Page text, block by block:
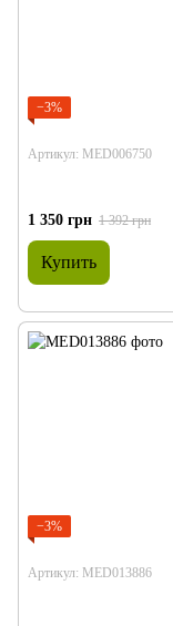
−3%
Артикул: MED006750
1 350 грн 1 392 грн
Купить
−3%
Артикул: MED013886